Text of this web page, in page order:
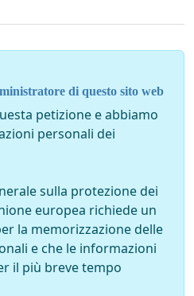
di questo sito web
petizione e abbiamo
personali dei
sulla protezione dei
europea richiede un
la memorizzazione delle
e che le informazioni
il più breve tempo